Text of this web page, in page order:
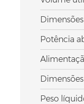
Potência
Peso